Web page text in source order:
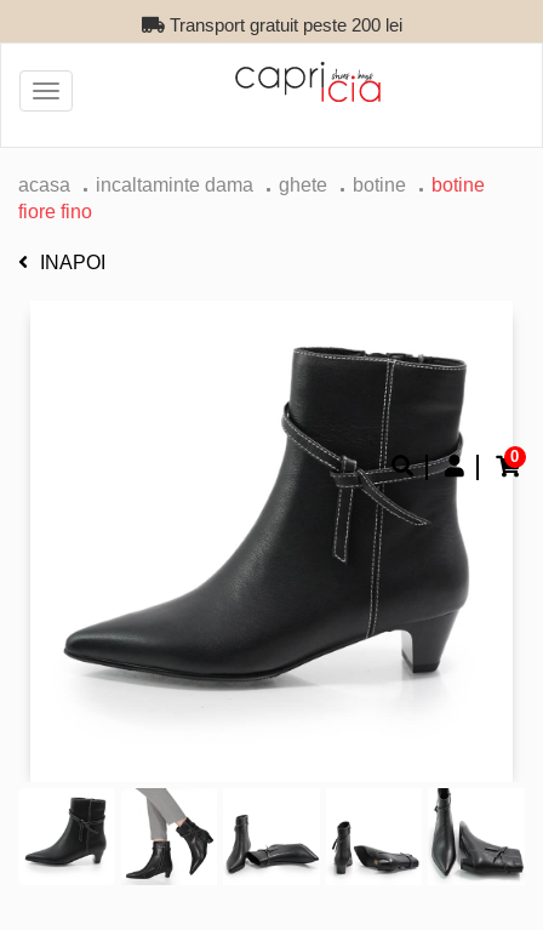
Transport gratuit peste 200 lei
0
Toggle
navigation
acasa incaltaminte dama ghete botine
botine
fiore fino
INAPOI